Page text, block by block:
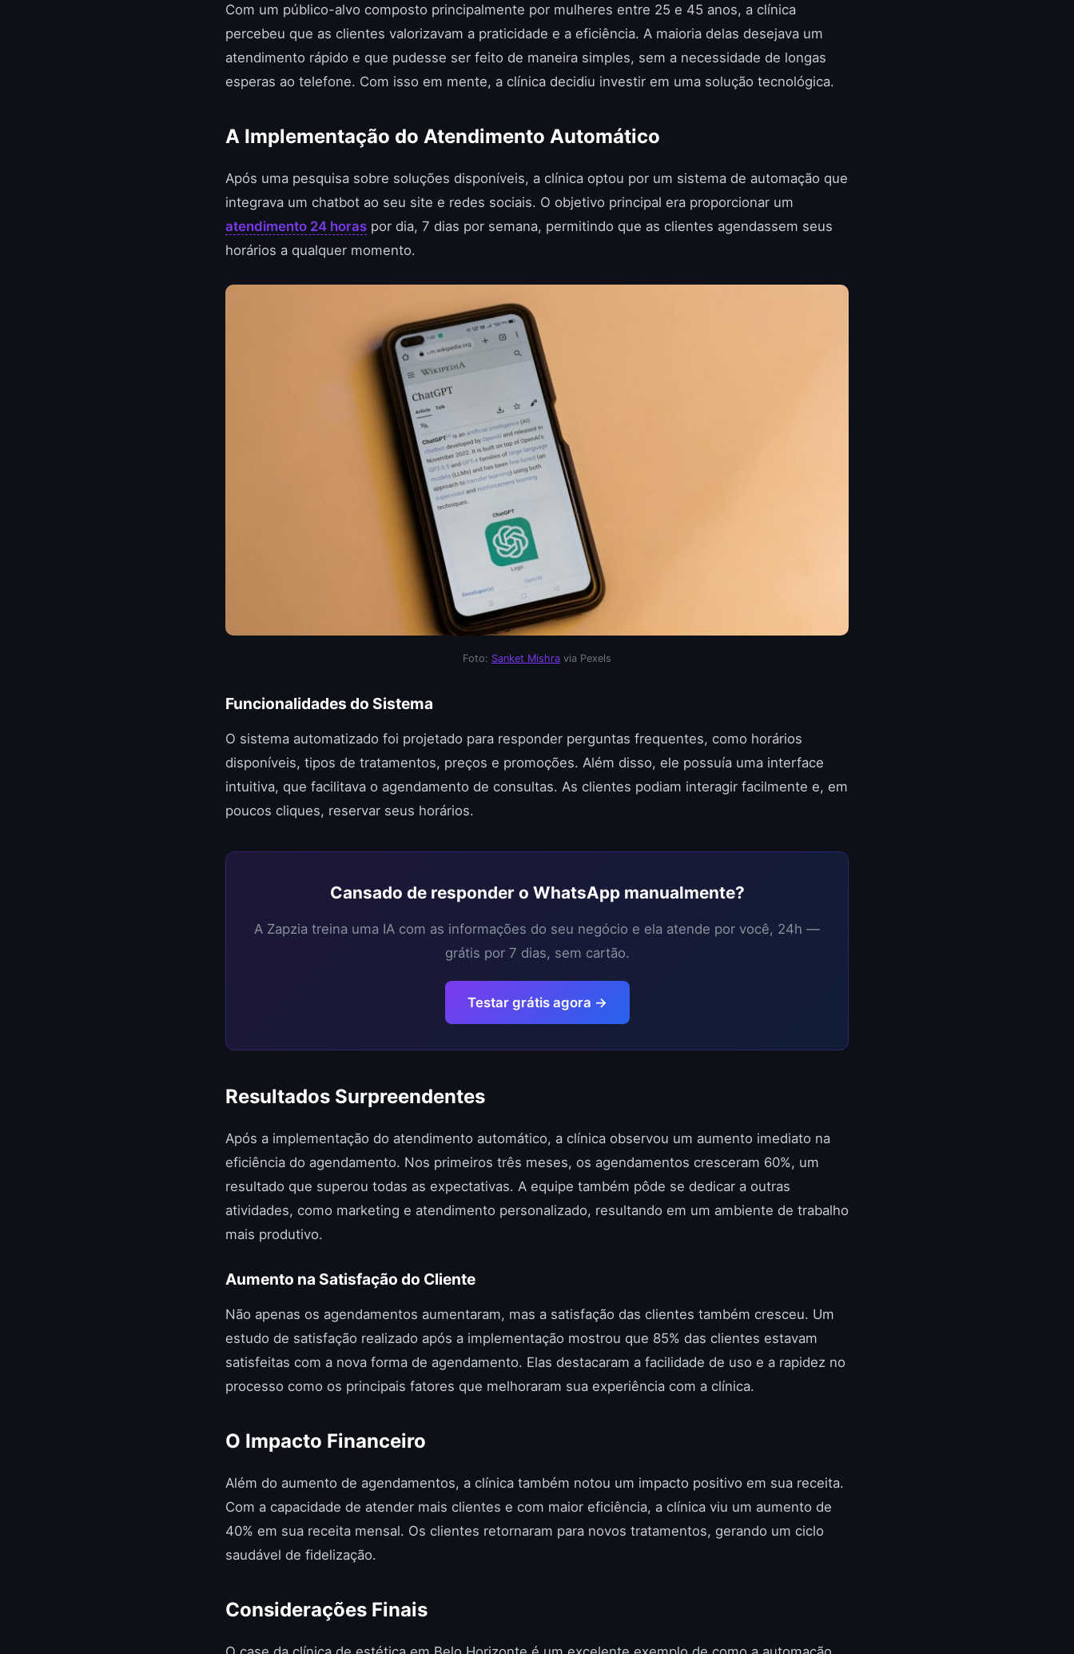
Com um público-alvo composto principalmente por mulheres entre 25 e 45 anos, a clínica
percebeu que as clientes valorizavam a praticidade e a eficiência. A maioria delas desejava um
atendimento rápido e que pudesse ser feito de maneira simples, sem a necessidade de longas
esperas ao telefone. Com isso em mente, a clínica decidiu investir em uma solução tecnológica.
A Implementação do Atendimento Automático
Após uma pesquisa sobre soluções disponíveis, a clínica optou por um sistema de automação que
integrava um chatbot ao seu site e redes sociais. O objetivo principal era proporcionar um
atendimento 24 horas por dia, 7 dias por semana, permitindo que as clientes agendassem seus
horários a qualquer momento.
Foto: Sanket Mishra via Pexels
Funcionalidades do Sistema
O sistema automatizado foi projetado para responder perguntas frequentes, como horários
disponíveis, tipos de tratamentos, preços e promoções. Além disso, ele possuía uma interface
intuitiva, que facilitava o agendamento de consultas. As clientes podiam interagir facilmente e, em
poucos cliques, reservar seus horários.
Cansado de responder o WhatsApp manualmente?
A Zapzia treina uma IA com as informações do seu negócio e ela atende por você, 24h —
grátis por 7 dias, sem cartão.
Testar grátis agora →
Resultados Surpreendentes
Após a implementação do atendimento automático, a clínica observou um aumento imediato na
eficiência do agendamento. Nos primeiros três meses, os agendamentos cresceram 60%, um
resultado que superou todas as expectativas. A equipe também pôde se dedicar a outras
atividades, como marketing e atendimento personalizado, resultando em um ambiente de trabalho
mais produtivo.
Aumento na Satisfação do Cliente
Não apenas os agendamentos aumentaram, mas a satisfação das clientes também cresceu. Um
estudo de satisfação realizado após a implementação mostrou que 85% das clientes estavam
satisfeitas com a nova forma de agendamento. Elas destacaram a facilidade de uso e a rapidez no
processo como os principais fatores que melhoraram sua experiência com a clínica.
O Impacto Financeiro
Além do aumento de agendamentos, a clínica também notou um impacto positivo em sua receita.
Com a capacidade de atender mais clientes e com maior eficiência, a clínica viu um aumento de
40% em sua receita mensal. Os clientes retornaram para novos tratamentos, gerando um ciclo
saudável de fidelização.
Considerações Finais